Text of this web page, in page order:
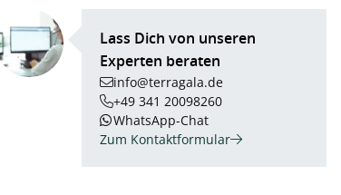
Lass Dich von unseren
Experten beraten
info@terragala.de
+49 341 20098260
WhatsApp-Chat
Zum Kontaktformular